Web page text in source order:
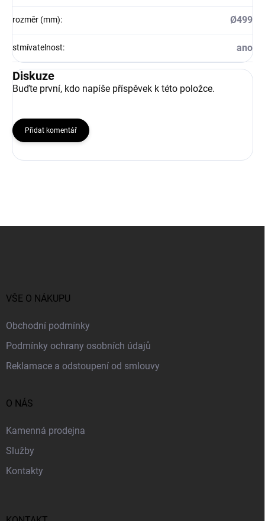
rozměr (mm): Ø499
stmívatelnost: ano
Diskuze
Buďte první, kdo napíše příspěvek k této položce.
Přidat komentář
VŠE O NÁKUPU
Obchodní podmínky
Podmínky ochrany osobních údajů
Reklamace a odstoupení od smlouvy
O NÁS
Kamenná prodejna
Služby
Kontakty